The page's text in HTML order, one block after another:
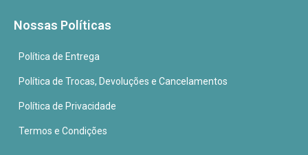
Nossas Políticas
Política de Entrega
Política de Trocas, Devoluções e Cancelamentos
Política de Privacidade
Termos e Condições